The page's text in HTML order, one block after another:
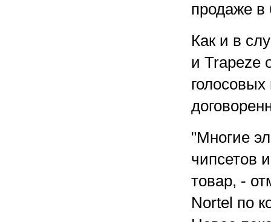
продаже
Как и в
и Trapeze
"Многие
чипсетов
товар, -
Nortel по